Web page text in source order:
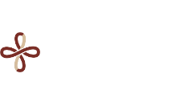
content